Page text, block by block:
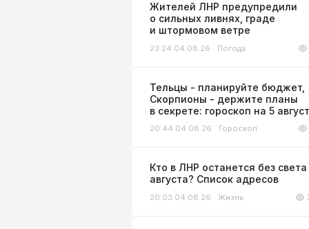
Жителей ЛНР предупредили
о сильных ливнях, граде
и штормовом ветре
23:24 04.08.26 Погода
Тельцы - планируйте бюджет,
Скорпионы - держите планы
в секрете: гороскоп на 5
20:44 04.08.26 Гороскоп
Кто в ЛНР останется без света
августа? Список адресов
20:03 04.08.26 Жизнь